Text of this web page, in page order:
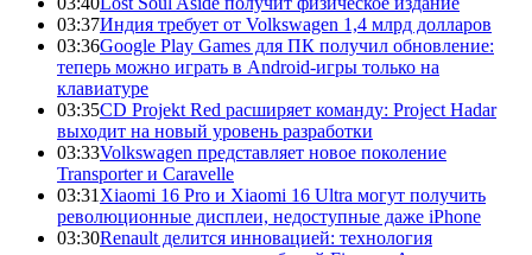
03:37Индия требует от Volkswagen 1,4 млрд долларов
03:36Google Play Games для ПК получил обновление:
теперь можно играть в Android-игры только на
клавиатуре
03:35CD Projekt Red расширяет команду: Project Hadar
выходит на новый уровень разработки
03:33Volkswagen представляет новое поколение
Transporter и Caravelle
03:31 Xiaomi 16 Pro и Xiaomi 16 Ultra могут получить
революционные дисплеи, недоступные даже iPhone
03:30Renault делится инновацией: технология